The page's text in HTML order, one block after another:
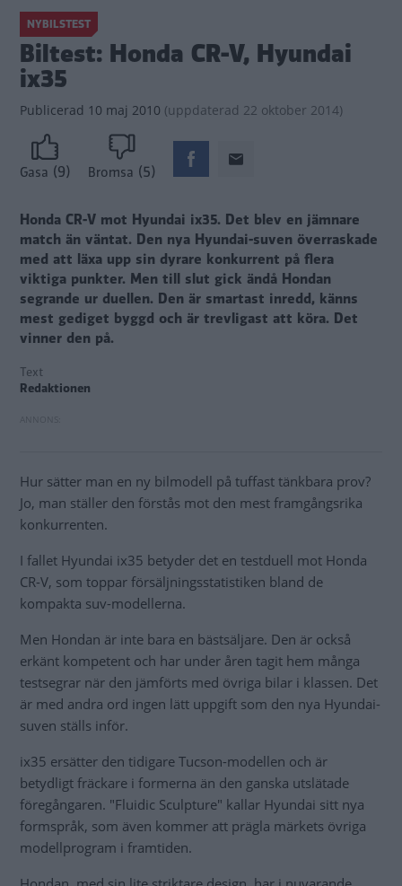
NYBILSTEST
Biltest: Honda CR-V, Hyundai
ix35
Publicerad 10 maj 2010 (uppdaterad 22 oktober 2014)
Gasa (9) Bromsa (5)
Honda CR-V mot Hyundai ix35. Det blev en jämnare
match än väntat. Den nya Hyundai-suven överraskade
med att läxa upp sin dyrare konkurrent på flera
viktiga punkter. Men till slut gick ändå Hondan
segrande ur duellen. Den är smartast inredd, känns
mest gediget byggd och är trevligast att köra. Det
vinner den på.
Text
Redaktionen
Hur sätter man en ny bilmodell på tuffast tänkbara prov?
Jo, man ställer den förstås mot den mest framgångsrika
konkurrenten.
I fallet Hyundai ix35 betyder det en testduell mot Honda
CR-V, som toppar försäljningsstatistiken bland de
kompakta suv-modellerna.
Men Hondan är inte bara en bästsäljare. Den är också
erkänt kompetent och har under åren tagit hem många
testsegrar när den jämförts med övriga bilar i klassen. Det
är med andra ord ingen lätt uppgift som den nya Hyundai-
suven ställs inför.
ix35 ersätter den tidigare Tucson-modellen och är
betydligt fräckare i formerna än den ganska utslätade
föregångaren. "Fluidic Sculpture" kallar Hyundai sitt nya
formspråk, som även kommer att prägla märkets övriga
modellprogram i framtiden.